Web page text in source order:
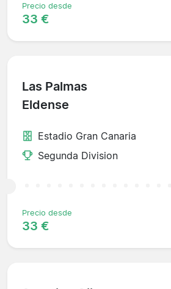
Precio desde
33 €
Las Palmas
Eldense
Estadio Gran Canaria
Segunda Division
Precio desde
33 €